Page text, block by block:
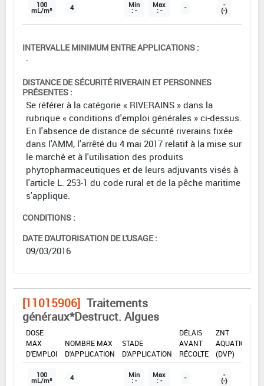
100
mL/m² 4 Min
: -
Max
: - - -
(-)
INTERVALLE MINIMUM ENTRE APPLICATIONS :
-
DISTANCE DE SÉCURITÉ RIVERAIN ET PERSONNES
PRÉSENTES :
Se référer à la catégorie « RIVERAINS » dans la
rubrique « conditions d'emploi générales » ci-dessus.
En l'absence de distance de sécurité riverains fixée
dans l'AMM, l'arrêté du 4 mai 2017 relatif à la mise sur
le marché et à l'utilisation des produits
phytopharmaceutiques et de leurs adjuvants visés à
l'article L. 253-1 du code rural et de la pêche maritime
s'applique.
CONDITIONS :
DATE D'AUTORISATION DE L'USAGE :
09/03/2016
[11015906] Traitements
généraux*Destruct. Algues
DOSE
MAX
D'EMPLOI
NOMBRE MAX
D'APPLICATION
STADE
D'APPLICATION
DÉLAIS
AVANT
RÉCOLTE
ZNT
AQUATIQUE
(DVP)
100
mL/m² 4 Min
: -
Max
: - - -
(-)